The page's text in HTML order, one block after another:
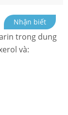
Nhận biết
trong dung
và: